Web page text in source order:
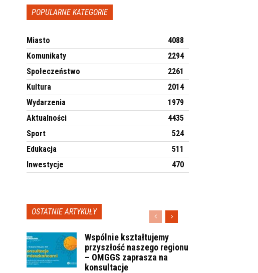
POPULARNE KATEGORIE
Miasto
4088
Komunikaty
2294
Społeczeństwo
2261
Kultura
2014
Wydarzenia
1979
Aktualności
4435
Sport
524
Edukacja
511
Inwestycje
470
OSTATNIE ARTYKUŁY
Wspólnie kształtujemy
przyszłość naszego regionu
– OMGGS zaprasza na
konsultacje